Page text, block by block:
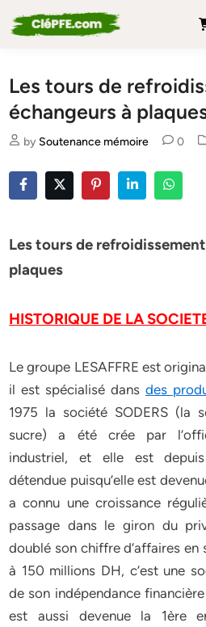
to
Les tours de
échangeurs à
by Soutenance mémoire 0
Les tours de
plaques
HISTORIQUE DE LA
Le groupe LESAFFRE est
il est spécialisé dans des
1975 la société SODERS (la
sucre) a été crée par
industriel, et elle est
détendue puisqu’elle est
a connu une croissance
passage dans le giron du
doublé son chiffre d’affaires en
à 150 millions DH, c’est une
de son indépendance
est aussi devenue la 1ère